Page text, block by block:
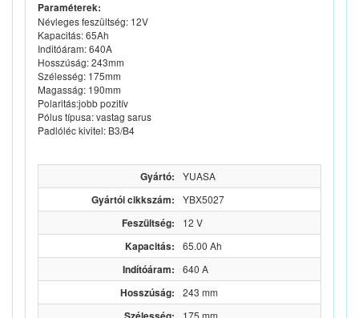
Paraméterek:
Névleges feszültség: 12V
Kapacitás: 65Ah
Inditóáram: 640A
Hosszúság: 243mm
Szélesség: 175mm
Magasság: 190mm
Polaritás:jobb pozitív
Pólus típusa: vastag sarus
Padlóléc kivitel: B3/B4
Gyártó: YUASA
Gyártói cikkszám: YBX5027
Feszültség: 12 V
Kapacitás: 65.00 Ah
Indítóáram: 640 A
Hosszúság: 243 mm